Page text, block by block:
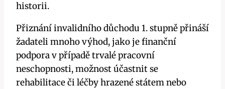
historii.
Přiznání invalidního důchodu 1. stupně přináší
žadateli mnoho výhod, jako je finanční
podpora v případě trvalé pracovní
neschopnosti, možnost účastnit se
rehabilitace či léčby hrazené státem nebo